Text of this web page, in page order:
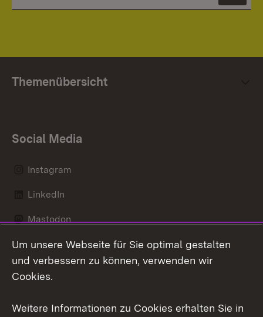
Themenübersicht
Social Media
Instagram
LinkedIn
Mastodon
Messenger
Um unsere Webseite für Sie optimal gestalten
und verbessern zu können, verwenden wir
Cookies.
Weitere Informationen zu Cookies erhalten Sie in